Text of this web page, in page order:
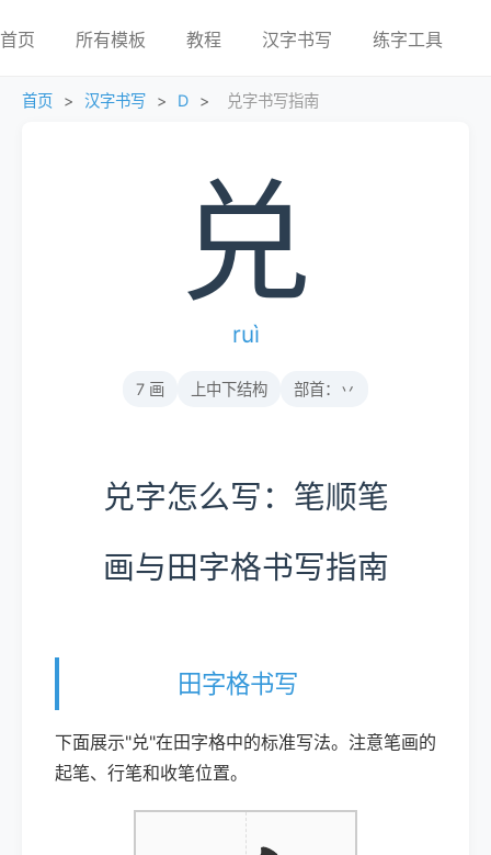
首页 所有模板 教程 汉字书写 练字工具
首页 > 汉字书写 > D > 兑字书写指南
兑
ruì
7 画 上中下结构 部首：丷
兑字怎么写：笔顺笔
画与田字格书写指南
田字格书写
下面展示"兑"在田字格中的标准写法。注意笔画的
起笔、行笔和收笔位置。